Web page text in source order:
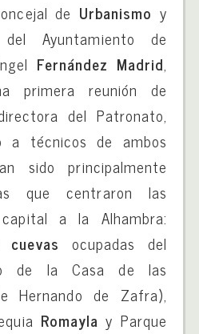
de Urbanismo y
Ayuntamiento de
Fernández Madrid,
primera reunión de
del Patronato,
a técnicos de ambos
sido principalmente
que centraron las
a la Alhambra:
cuevas ocupadas del
de la Casa de las
Hernando de Zafra),
Romayla y Parque